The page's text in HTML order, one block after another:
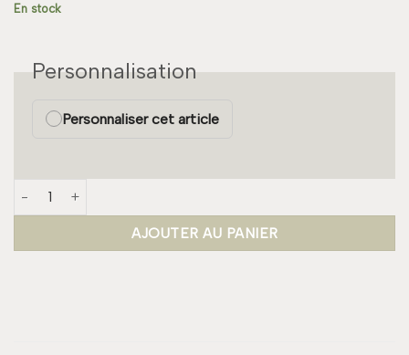
En stock
Personnalisation
Personnaliser cet article
quantité de Bracelet TOI&MOI - De tout mon être
AJOUTER AU PANIER